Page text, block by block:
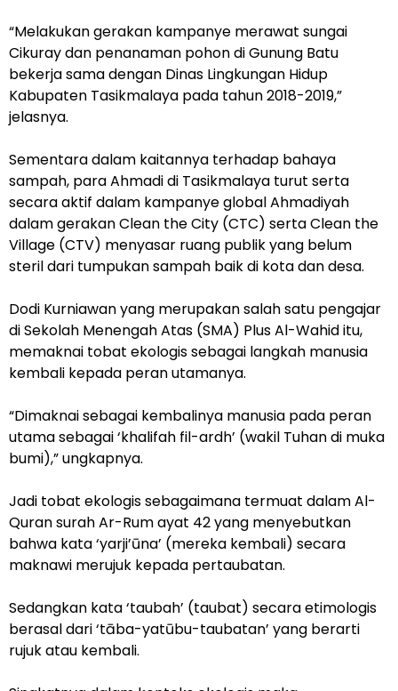
“Melakukan gerakan kampanye merawat sungai
Cikuray dan penanaman pohon di Gunung Batu
bekerja sama dengan Dinas Lingkungan Hidup
Kabupaten Tasikmalaya pada tahun 2018-2019,”
jelasnya.
Sementara dalam kaitannya terhadap bahaya
sampah, para Ahmadi di Tasikmalaya turut serta
secara aktif dalam kampanye global Ahmadiyah
dalam gerakan Clean the City (CTC) serta Clean the
Village (CTV) menyasar ruang publik yang belum
steril dari tumpukan sampah baik di kota dan desa.
Dodi Kurniawan yang merupakan salah satu pengajar
di Sekolah Menengah Atas (SMA) Plus Al-Wahid itu,
memaknai tobat ekologis sebagai langkah manusia
kembali kepada peran utamanya.
“Dimaknai sebagai kembalinya manusia pada peran
utama sebagai ‘khalifah fil-ardh’ (wakil Tuhan di muka
bumi),” ungkapnya.
Jadi tobat ekologis sebagaimana termuat dalam Al-
Quran surah Ar-Rum ayat 42 yang menyebutkan
bahwa kata ‘yarji’ūna’ (mereka kembali) secara
maknawi merujuk kepada pertaubatan.
Sedangkan kata ‘taubah’ (taubat) secara etimologis
berasal dari ‘tāba-yatūbu-taubatan’ yang berarti
rujuk atau kembali.